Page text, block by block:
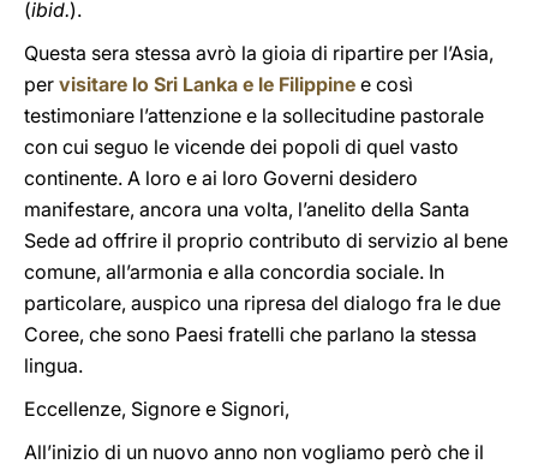
(ibid.).
Questa sera stessa avrò la gioia di ripartire per l’Asia,
per visitare lo Sri Lanka e le Filippine e così
testimoniare l’attenzione e la sollecitudine pastorale
con cui seguo le vicende dei popoli di quel vasto
continente. A loro e ai loro Governi desidero
manifestare, ancora una volta, l’anelito della Santa
Sede ad offrire il proprio contributo di servizio al bene
comune, all’armonia e alla concordia sociale. In
particolare, auspico una ripresa del dialogo fra le due
Coree, che sono Paesi fratelli che parlano la stessa
lingua.
Eccellenze, Signore e Signori,
All’inizio di un nuovo anno non vogliamo però che il